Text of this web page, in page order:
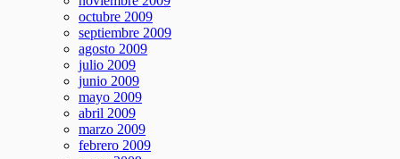
octubre 2009
septiembre 2009
agosto 2009
julio 2009
junio 2009
mayo 2009
abril 2009
marzo 2009
febrero 2009